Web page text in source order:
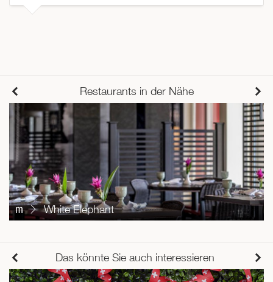
Restaurants in der Nähe
m White Elephant
Das könnte Sie auch interessieren